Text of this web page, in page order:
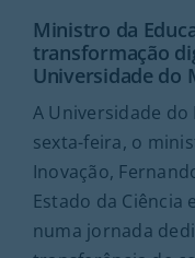
Ministro da
transformação
Universidade do
A Universidade
sexta-feira, o
Inovação,
Estado da Ciência
numa jornada